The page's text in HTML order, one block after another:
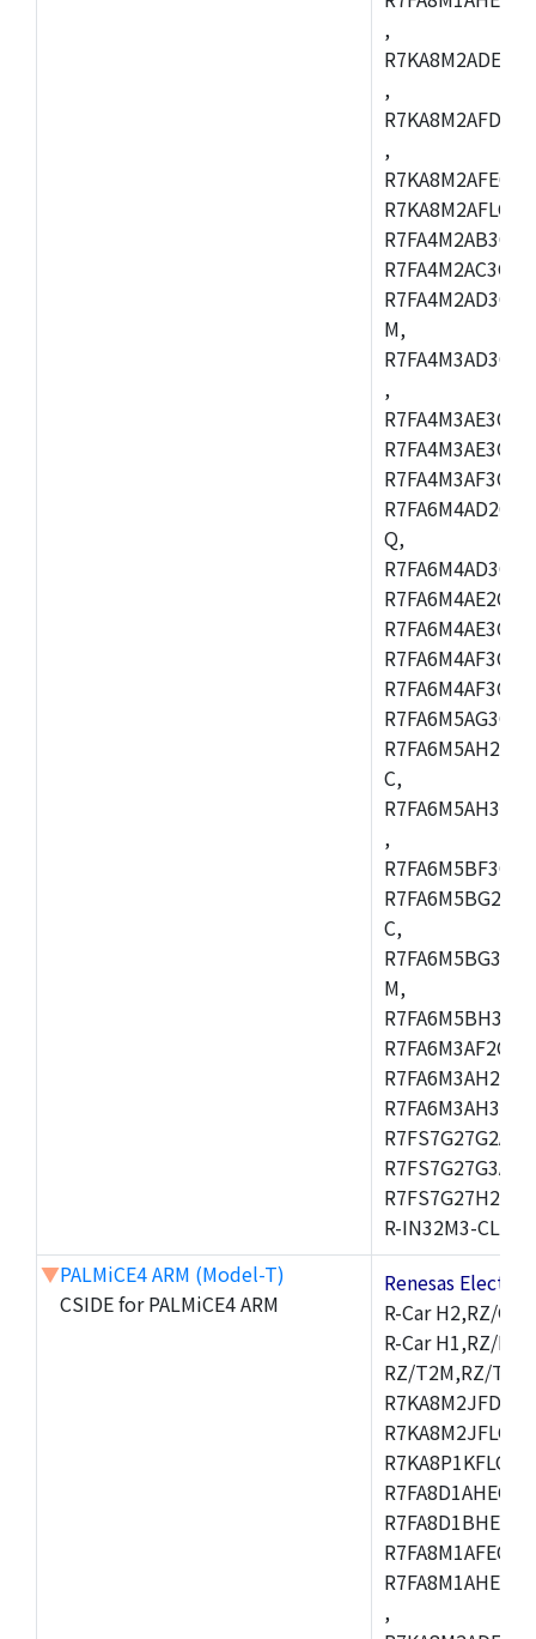
,
,
,
M,
,
Q,
C,
,
C,
M,
R-IN32M3-CL,R-
▼PALMiCE4 ARM (Model-T)
CSIDE for PALMiCE4 ARM
Renesas
R-Car H2,RZ/
R-Car H1,RZ/
RZ/T2M,RZ/
,